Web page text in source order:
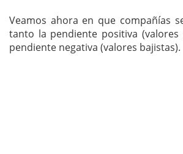
Veamos ahora en que compañías
tanto la pendiente positiva (valores
pendiente negativa (valores bajistas).